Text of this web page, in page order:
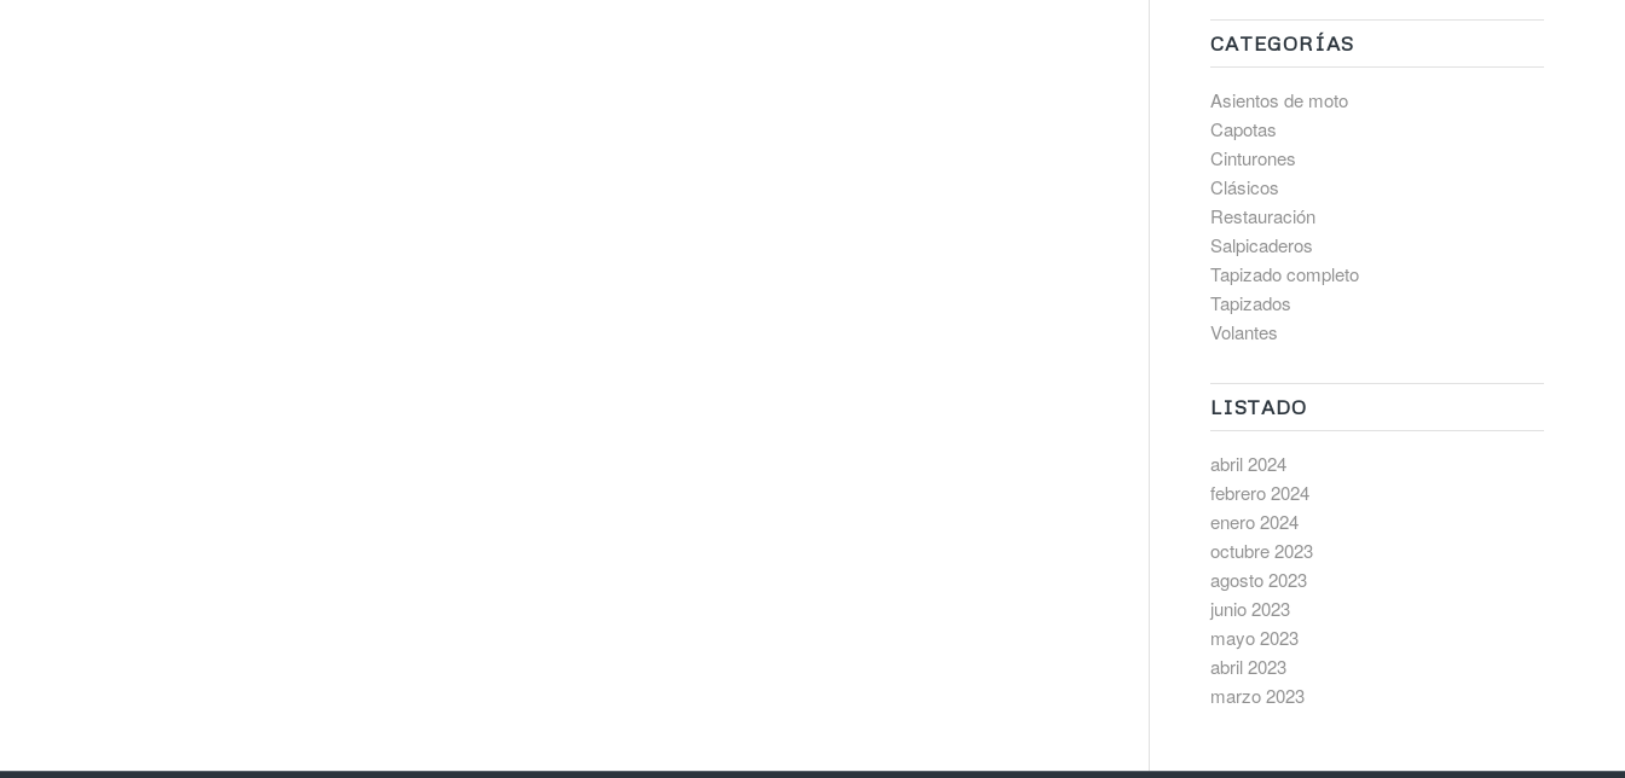
CATEGORÍAS
Asientos de moto
Capotas
Cinturones
Clásicos
Restauración
Salpicaderos
Tapizado completo
Tapizados
Volantes
LISTADO
abril 2024
febrero 2024
enero 2024
octubre 2023
agosto 2023
junio 2023
mayo 2023
abril 2023
marzo 2023